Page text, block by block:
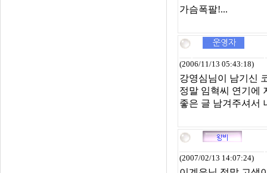
가슴폭팔!...
(2006/11/13 05:43:18)
강영심님이 남기신
정말 임혁씨 연기에
좋은 글 남겨주셔서
(2007/02/13 14:07:24)